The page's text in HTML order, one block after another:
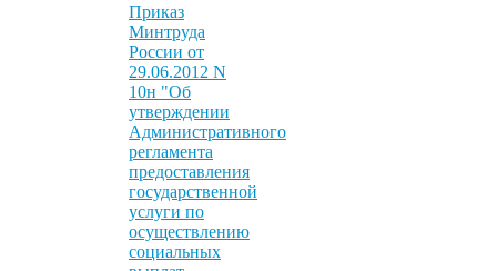
Приказ
Минтруда
России от
29.06.2012 N
10н "Об
утверждении
Административного
регламента
предоставления
государственной
услуги по
осуществлению
социальных